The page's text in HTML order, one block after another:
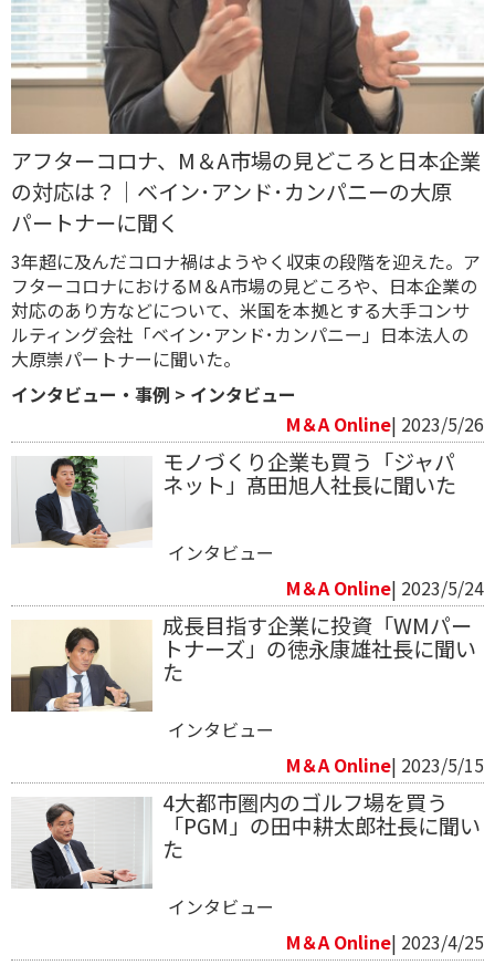
アフターコロナ、M＆A市場の見どころと日本企業
の対応は？｜ベイン･アンド･カンパニーの大原
パートナーに聞く
3年超に及んだコロナ禍はようやく収束の段階を迎えた。ア
フターコロナにおけるM＆A市場の見どころや、日本企業の
対応のあり方などについて、米国を本拠とする大手コンサ
ルティング会社「ベイン･アンド･カンパニー」日本法人の
大原崇パートナーに聞いた。
インタビュー・事例 > インタビュー
M＆A Online| 2023/5/26
モノづくり企業も買う「ジャパ
ネット」髙田旭人社長に聞いた
インタビュー
M＆A Online| 2023/5/24
成長目指す企業に投資「WMパー
トナーズ」の徳永康雄社長に聞い
た
インタビュー
M＆A Online| 2023/5/15
4大都市圏内のゴルフ場を買う
「PGM」の田中耕太郎社長に聞い
た
インタビュー
M＆A Online| 2023/4/25